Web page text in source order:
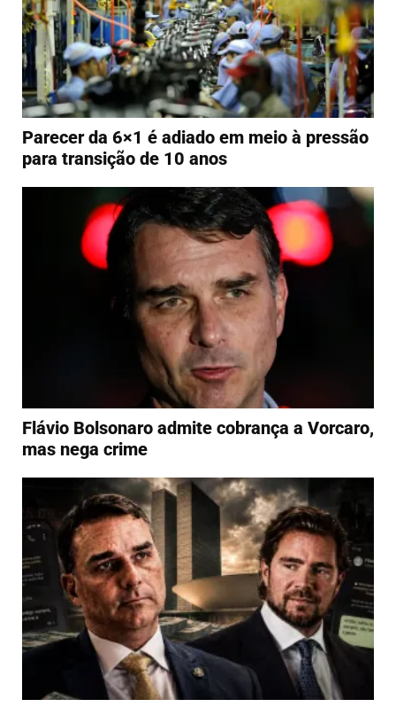
Parecer da 6×1 é adiado em meio à pressão
para transição de 10 anos
Flávio Bolsonaro admite cobrança a Vorcaro,
mas nega crime